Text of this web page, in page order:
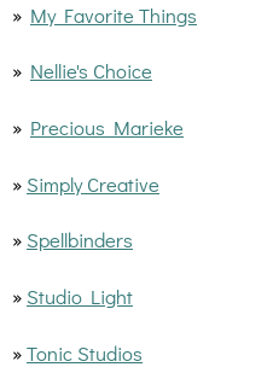
» My Favorite Things
» Nellie's Choice
» Precious Marieke
» Simply Creative
» Spellbinders
» Studio Light
»Tonic Studios